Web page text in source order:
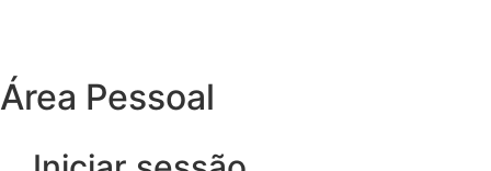
Área Pessoal